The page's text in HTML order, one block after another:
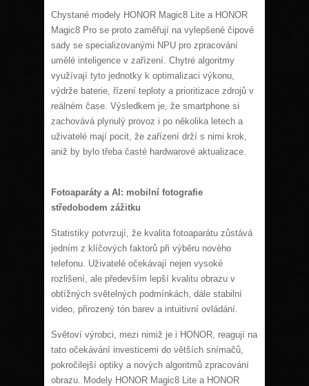
Chystané modely HONOR Magic8 Lite a HONOR
Magic8 Pro se proto zaměřují na vylepšené čipové
sady se specializovanými NPU pro zpracování
umělé inteligence v zařízení. Chytré algoritmy
využívají tyto jednotky k optimalizaci výkonu,
výdrže baterie, řízení teploty a prioritizace zdrojů v
reálném čase. Výsledkem je, že smartphone si
zachovává plynulý provoz i po několika letech a
uživatelé mají pocit, že zařízení drží s nimi krok,
aniž by bylo třeba časté hardwarové aktualizace.
Fotoaparáty a AI: mobilní fotografie
středobodem zážitku
Statistiky potvrzují, že kvalita fotoaparátu zůstává
jedním z klíčových faktorů při výběru nového
telefonu. Uživatelé očekávají nejen vysoké
rozlišení, ale především lepší kvalitu obrazu v
obtížných světelných podmínkách, dále stabilní
video, přirozený tón barev a intuitivní ovládání.
Světoví výrobci, mezi nimiž je i HONOR, reagují na
tato očekávání investicemi do větších snímačů,
pokročilejší optiky a nových algoritmů zpracování
obrazu. Modely HONOR Magic8 Lite a HONOR